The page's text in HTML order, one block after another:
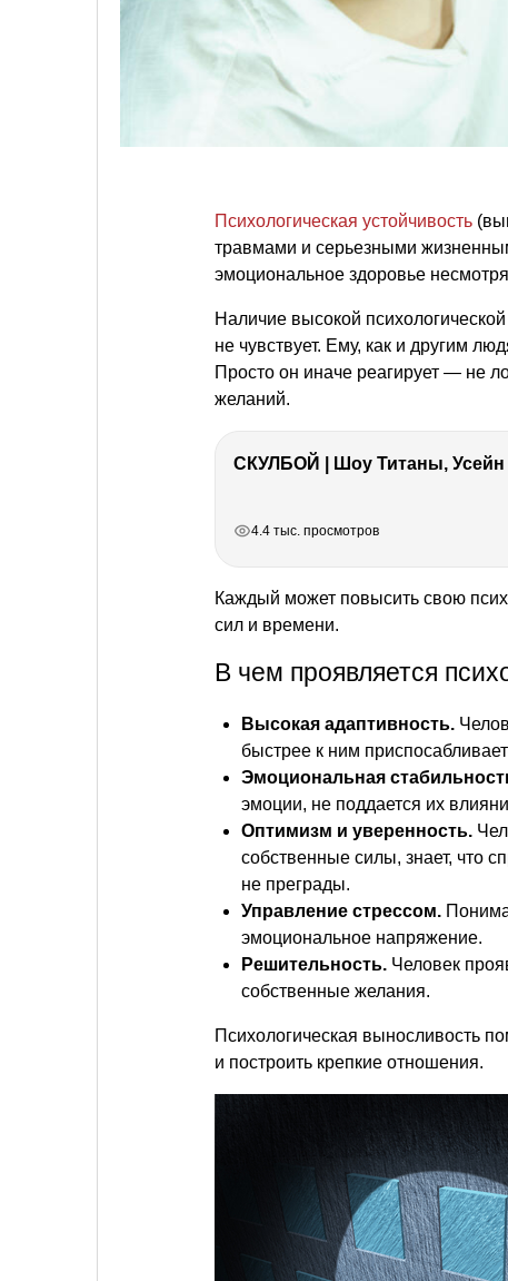
Психологическая устойчивость
травмами и серьезными
эмоциональное здоровье
Наличие высокой
не чувствует. Ему, как и другим
Просто он иначе реагирует — не
желаний.
СКУЛБОЙ | Шоу Титаны, Усейн
4.4 тыс. просмотров
Каждый может повысить свою
сил и времени.
В чем проявляется
Высокая адаптивность.
быстрее к ним
Эмоциональная
эмоции, не поддается их
Оптимизм и уверенность.
собственные силы, знает, что
не преграды.
Управление стрессом.
эмоциональное напряжение.
Решительность. Человек
собственные желания.
Психологическая выносливость
и построить крепкие отношения.